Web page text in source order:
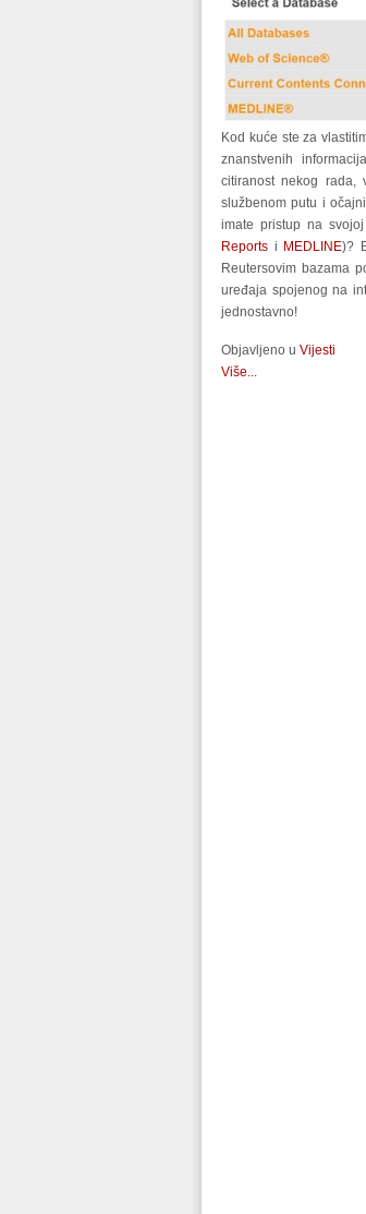
Kod kuće ste za
znanstvenih
citiranost nekog rada,
službenom putu i
imate pristup na
Reports i MEDLINE)?
Reutersovim bazama
uređaja spojenog na
jednostavno!
Objavljeno u Vijesti
Više...